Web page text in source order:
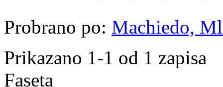
Probrano po: Machiedo,
Prikazano 1-1 od 1 zapisa
Faseta